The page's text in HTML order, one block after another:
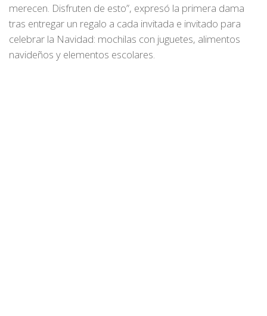
merecen. Disfruten de esto”, expresó la primera dama
tras entregar un regalo a cada invitada e invitado para
celebrar la Navidad: mochilas con juguetes, alimentos
navideños y elementos escolares.